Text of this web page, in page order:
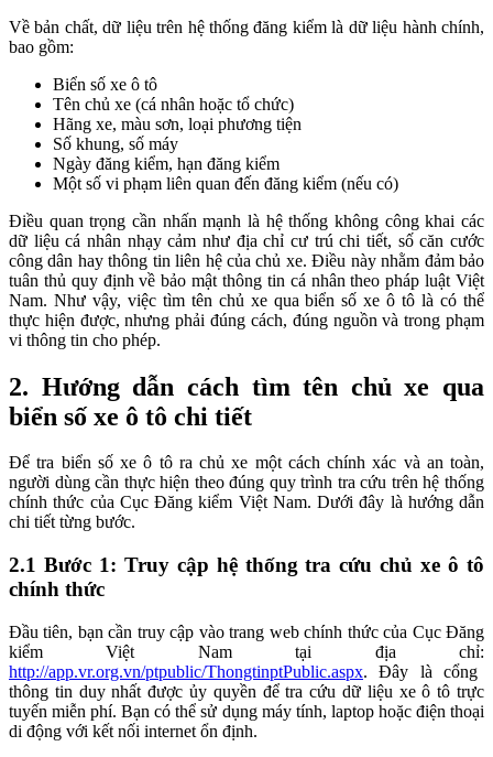
Về bản chất, dữ liệu trên hệ thống đăng kiểm là dữ liệu hành chính,
bao gồm:
Biển số xe ô tô
Tên chủ xe (cá nhân hoặc tổ chức)
Hãng xe, màu sơn, loại phương tiện
Số khung, số máy
Ngày đăng kiểm, hạn đăng kiểm
Một số vi phạm liên quan đến đăng kiểm (nếu có)
Điều quan trọng cần nhấn mạnh là hệ thống không công khai các
dữ liệu cá nhân nhạy cảm như địa chỉ cư trú chi tiết, số căn cước
công dân hay thông tin liên hệ của chủ xe. Điều này nhằm đảm bảo
tuân thủ quy định về bảo mật thông tin cá nhân theo pháp luật Việt
Nam. Như vậy, việc tìm tên chủ xe qua biển số xe ô tô là có thể
thực hiện được, nhưng phải đúng cách, đúng nguồn và trong phạm
vi thông tin cho phép.
2. Hướng dẫn cách tìm tên chủ xe qua
biển số xe ô tô chi tiết
Để tra biển số xe ô tô ra chủ xe một cách chính xác và an toàn,
người dùng cần thực hiện theo đúng quy trình tra cứu trên hệ thống
chính thức của Cục Đăng kiểm Việt Nam. Dưới đây là hướng dẫn
chi tiết từng bước.
2.1 Bước 1: Truy cập hệ thống tra cứu chủ xe ô tô
chính thức
Đầu tiên, bạn cần truy cập vào trang web chính thức của Cục Đăng
kiểm Việt Nam tại địa chỉ:
http://app.vr.org.vn/ptpublic/ThongtinptPublic.aspx. Đây là cổng
thông tin duy nhất được ủy quyền để tra cứu dữ liệu xe ô tô trực
tuyến miễn phí. Bạn có thể sử dụng máy tính, laptop hoặc điện thoại
di động với kết nối internet ổn định.